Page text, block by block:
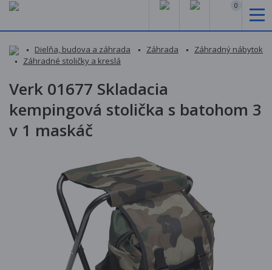
0
Dielňa, budova a záhrada Záhrada
Záhradný nábytok
Záhradné stoličky a kreslá
Verk 01677 Skladacia
kempingová stolička s batohom 3
v 1 maskáč